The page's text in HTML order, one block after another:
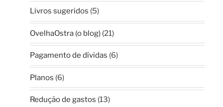
Livros sugeridos (5)
OvelhaOstra (o blog)(21)
Pagamento de dívidas (6)
Planos (6)
Redução de gastos (13)